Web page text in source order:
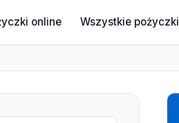
online Wszystkie pożyczki